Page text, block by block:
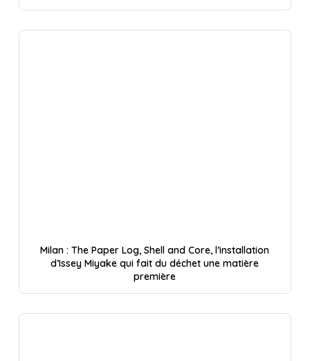
Milan : The Paper Log, Shell and Core, l’installation
d’Issey Miyake qui fait du déchet une matière
première